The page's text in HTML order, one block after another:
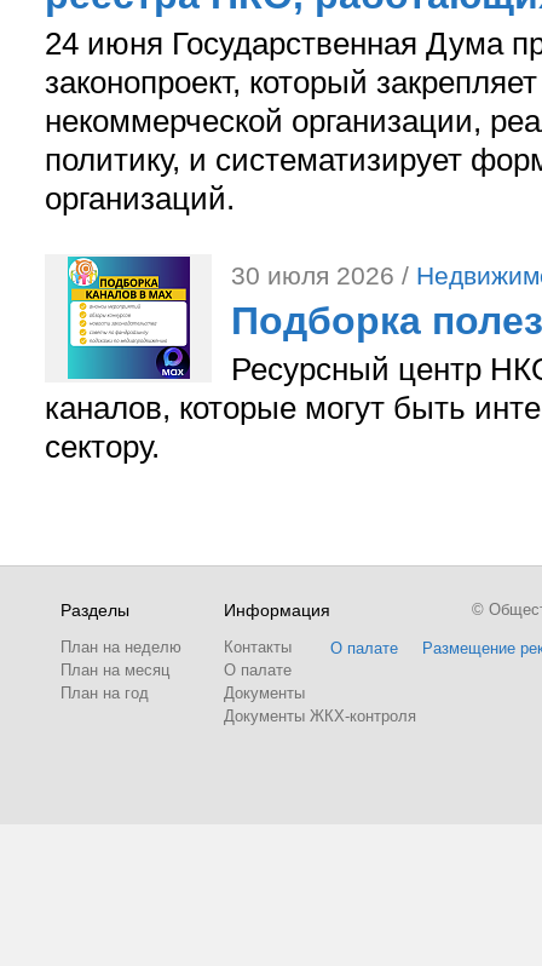
24 июня Государственная Дума
законопроект, который
некоммерческой организации,
политику, и систематизирует
организаций.
30 июля 2026 /
Подборка
Ресурсный центр
каналов, которые могут быть
сектору.
Разделы
План на неделю
План на месяц
План на год
Информация
Контакты
О палате
Документы
Документы ЖКХ-контроля
О палате Размещение
©